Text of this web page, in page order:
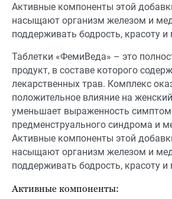
Активные компоненты этой
насыщают организм железом и
поддерживать бодрость, красоту и
Таблетки «ФемиВеда» – это
продукт, в составе которого
лекарственных трав. Комплекс
положительное влияние на
уменьшает выраженность
предменструального синдрома и
Активные компоненты этой
насыщают организм железом и
поддерживать бодрость, красоту и
Активные компоненты: